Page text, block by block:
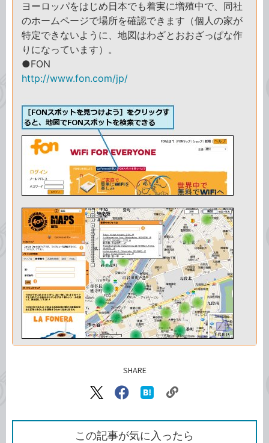
ヨーロッパをはじめ日本でも着実に増殖中で、同社
のホームページで場所を確認できます（個人の家が
特定できないように、地図はわざとおおざっぱな作
りになっています）。
●FON
http://www.fon.com/jp/
SHARE
X（旧
で
シ
ェ
Facebook
シ
ェ
ア
な
ブ
ッ
ク
を
この記事が気に入ったら